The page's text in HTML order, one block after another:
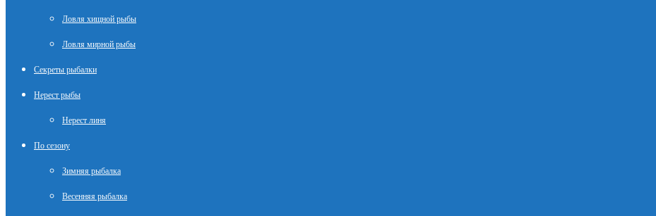
Ловля хищной рыбы
Ловля мирной рыбы
Секреты рыбалки
Нерест рыбы
Нерест линя
По сезону
Зимняя рыбалка
Весенняя рыбалка